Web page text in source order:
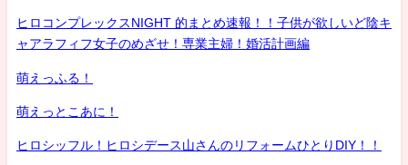
ヒロコンプレックスNIGHT 的まとめ速報！！子供が欲しいど陰キ
ャアラフィフ女子のめざせ！専業主婦！婚活計画編
萌えっふる！
萌えっとこあに！
ヒロシッフル！ヒロシデース山さんのリフォームひとりDIY！！